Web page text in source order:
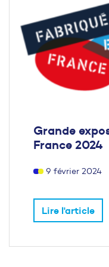
Grande
France 2024
9 février 2024
Lire l'article